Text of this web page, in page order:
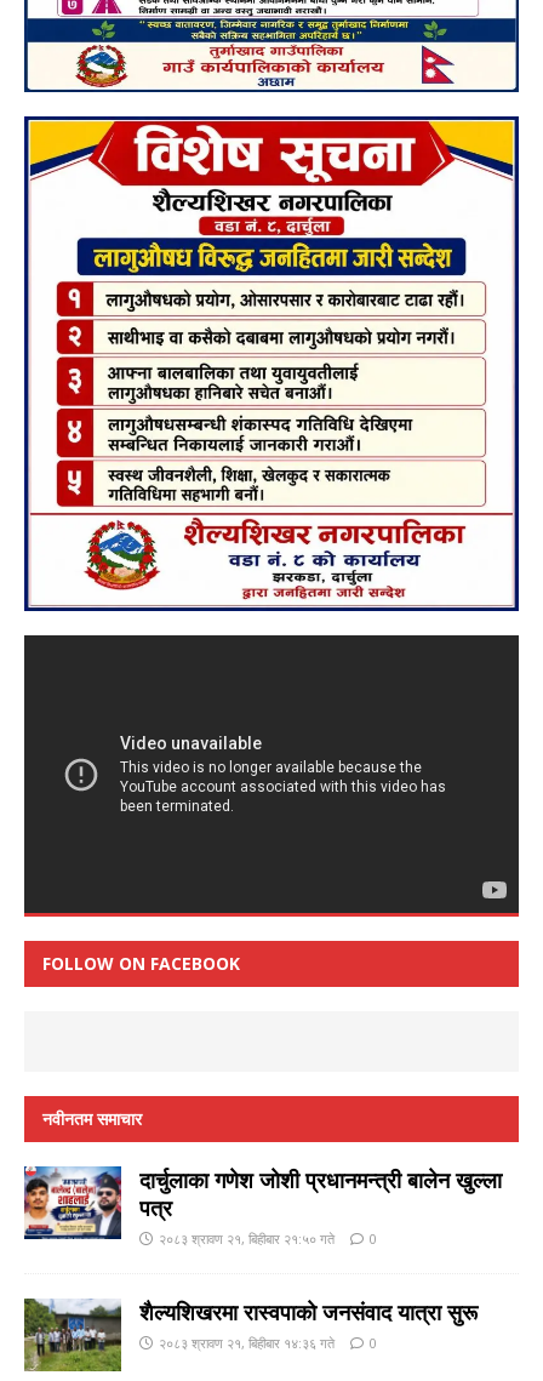
FOLLOW ON FACEBOOK
नवीनतम समाचार
दार्चुलाका गणेश जाेशी प्रधानमन्त्री बालेन खुल्ला
पत्र
२०८३ श्रावण २१, बिहीबार २१:५० गते 0
शैल्यशिखरमा रास्वपाकाे जनसंवाद यात्रा सुरू
२०८३ श्रावण २१, बिहीबार १४:३६ गते 0